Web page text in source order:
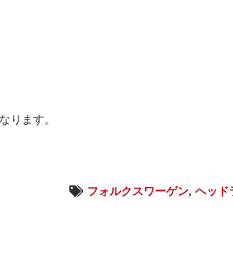
ります。
フォルクスワーゲン, ヘッド